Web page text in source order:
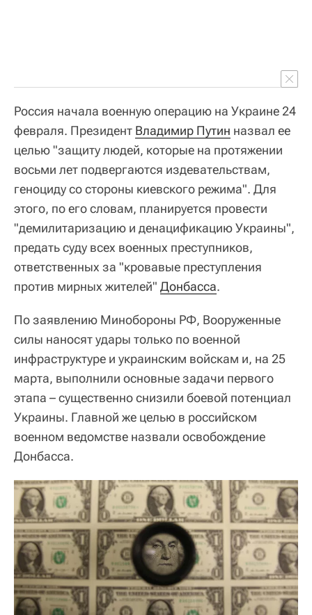
Россия начала военную операцию на Украине 24
февраля. Президент Владимир Путин назвал ее
целью "защиту людей, которые на протяжении
восьми лет подвергаются издевательствам,
геноциду со стороны киевского режима". Для
этого, по его словам, планируется провести
"демилитаризацию и денацификацию Украины",
предать суду всех военных преступников,
ответственных за "кровавые преступления
против мирных жителей" Донбасса.
По заявлению Минобороны РФ, Вооруженные
силы наносят удары только по военной
инфраструктуре и украинским войскам и, на 25
марта, выполнили основные задачи первого
этапа – существенно снизили боевой потенциал
Украины. Главной же целью в российском
военном ведомстве назвали освобождение
Донбасса.